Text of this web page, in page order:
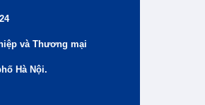
và Thương mại
Hà Nội.